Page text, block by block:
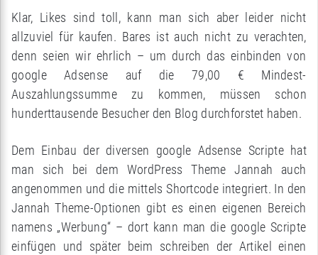
Klar, Likes sind toll, kann man sich aber leider nicht
allzuviel für kaufen. Bares ist auch nicht zu verachten,
denn seien wir ehrlich – um durch das einbinden von
google Adsense auf die 79,00 € Mindest-
Auszahlungssumme zu kommen, müssen schon
hunderttausende Besucher den Blog durchforstet haben.
Dem Einbau der diversen google Adsense Scripte hat
man sich bei dem WordPress Theme Jannah auch
angenommen und die mittels Shortcode integriert. In den
Jannah Theme-Optionen gibt es einen eigenen Bereich
namens „Werbung“ – dort kann man die google Scripte
einfügen und später beim schreiben der Artikel einen